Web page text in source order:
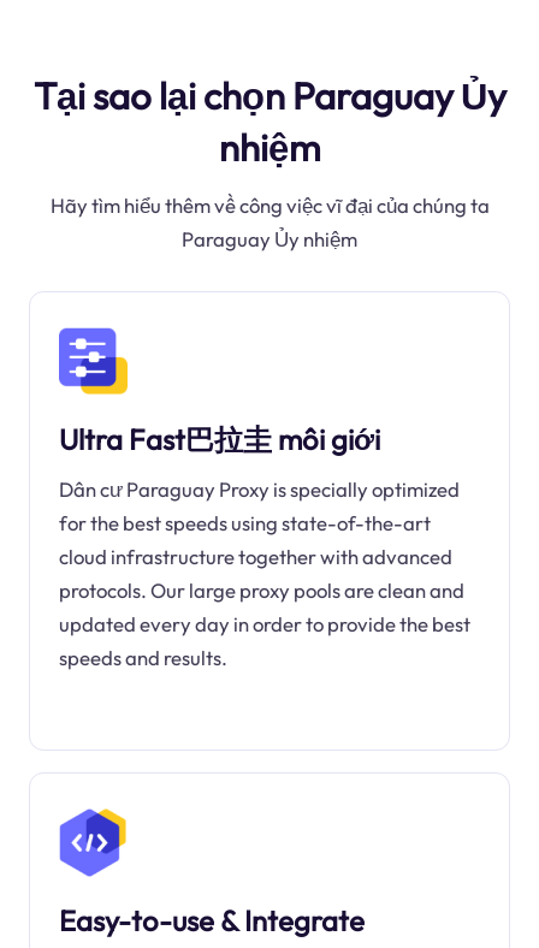
Tại sao lại chọn Paraguay Ủy
nhiệm
Hãy tìm hiểu thêm về công việc vĩ đại của chúng ta
Paraguay Ủy nhiệm
Ultra Fast巴拉圭 môi giới
Dân cư Paraguay Proxy is specially optimized
for the best speeds using state-of-the-art
cloud infrastructure together with advanced
protocols. Our large proxy pools are clean and
updated every day in order to provide the best
speeds and results.
Easy-to-use & Integrate